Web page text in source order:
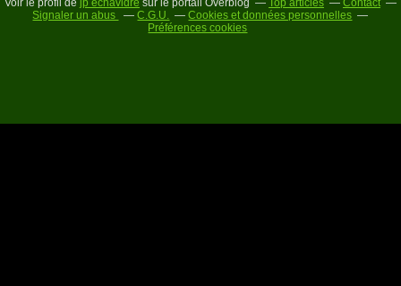
Voir le profil de jp echavidre sur le portail Overblog Top articles
Contact
Signaler un abus
C.G.U.
Cookies et données personnelles
Préférences cookies